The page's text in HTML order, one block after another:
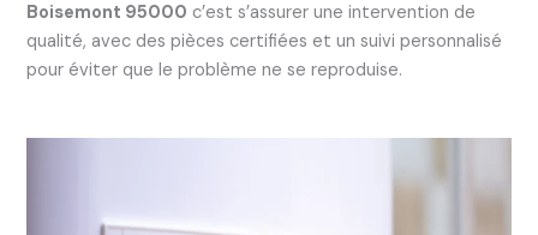
Boisemont 95000 c’est s’assurer une intervention de
qualité, avec des pièces certifiées et un suivi personnalisé
pour éviter que le problème ne se reproduise.